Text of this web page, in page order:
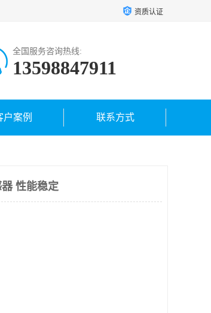
资质认证
全国服务咨询热线:
13598847911
户案例 联系方式
性能稳定